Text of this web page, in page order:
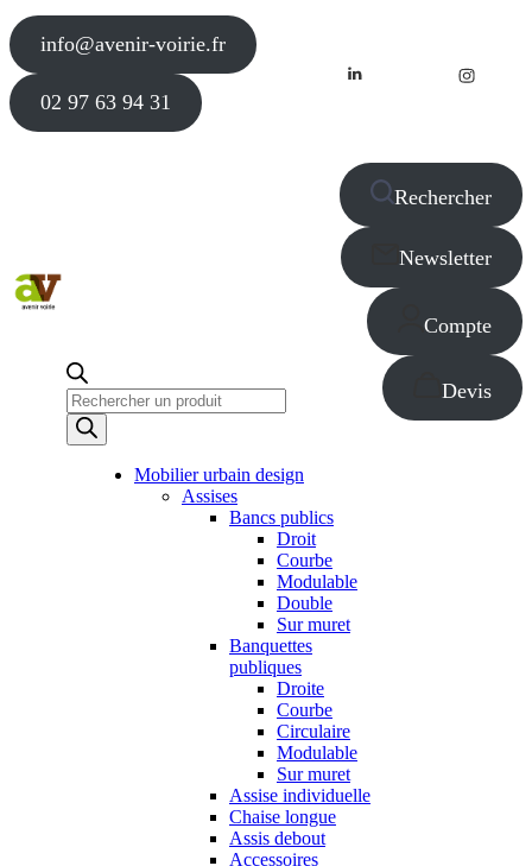
info@avenir-voirie.fr
02 97 63 94 31
Recherche
de
produits
Rechercher
Newsletter
Compte
Devis
Mobilier urbain design
Assises
Bancs publics
Droit
Courbe
Modulable
Double
Sur muret
Banquettes
publiques
Droite
Courbe
Circulaire
Modulable
Sur muret
Assise individuelle
Chaise longue
Assis debout
Accessoires